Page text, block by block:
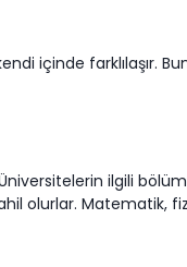
içinde farklılaşır.
ilgili
olurlar. Matematik,